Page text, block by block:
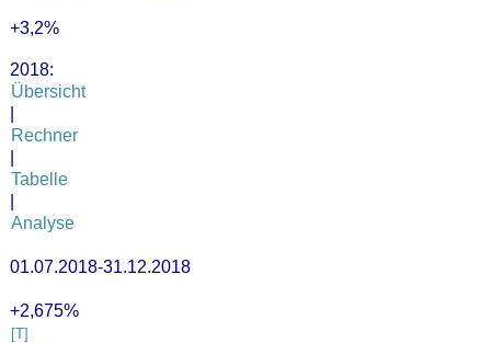
+3,2%
2018:
Übersicht
Rechner
Tabelle
Analyse
01.07.2018-31.12.2018
+2,675%
[T]